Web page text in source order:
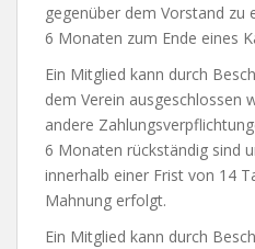
gegenüber dem Vorstand zu
6 Monaten zum Ende eines
Ein Mitglied kann durch
dem Verein ausgeschlossen
andere
6 Monaten rückständig sind
innerhalb einer Frist von 14
Mahnung erfolgt.
Ein Mitglied kann durch